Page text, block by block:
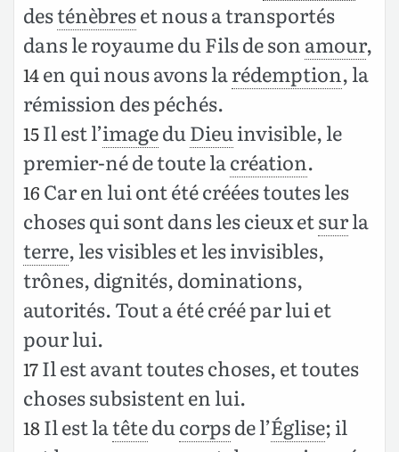
desténèbreset nous a transportés
dans le royaume du Fils de son amour,
14en qui nous avons larédemption, la
rémission des péchés.
15Il est l’imageduDieuinvisible, le
premier-né de toute lacréation.
16 Car en lui ont été créées toutes les
choses qui sont dans les cieux etsurla
terre, les visibles et les invisibles,
trônes, dignités, dominations,
autorités. Tout a été créé par lui et
pour lui.
17Il est avant toutes choses, et toutes
choses subsistent en lui.
18Il est latêteducorpsde l’Église; il